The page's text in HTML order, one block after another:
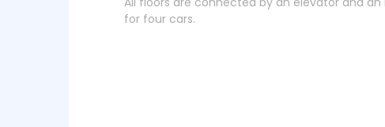
for four cars.